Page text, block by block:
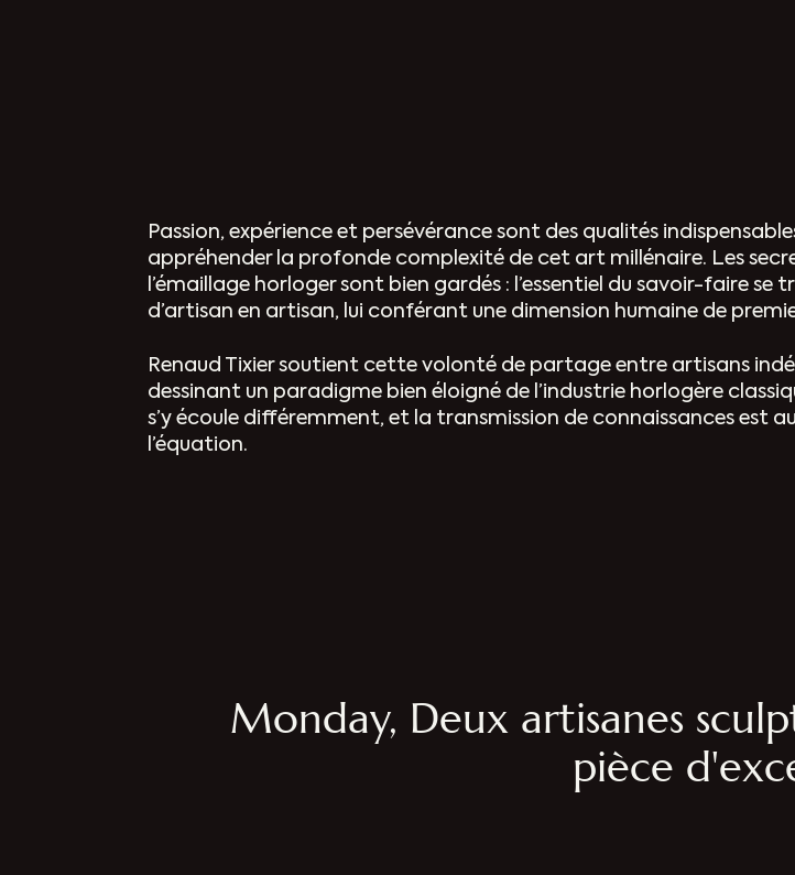
Passion, expérience et persévérance sont des qualités
appréhender la profonde complexité de cet art millénaire. Les
l’émaillage horloger sont bien gardés : l’essentiel du savoir-faire se
d’artisan en artisan, lui conférant une dimension humaine de
Renaud Tixier soutient cette volonté de partage entre artisans
dessinant un paradigme bien éloigné de l’industrie horlogère
s’y écoule différemment, et la transmission de connaissances est
l’équation.
Monday, Deux artisanes
pièce